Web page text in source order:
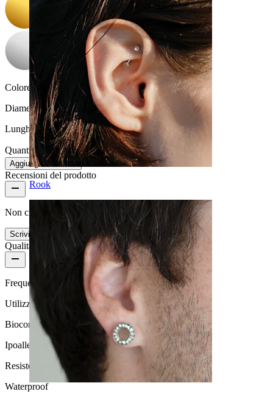
Rook
Colore della pietra:
Trasparente
Diametro del filo:1.6 mm
Lunghezza:10 mm
Quantità: 1
Modifica
Aggiungi al carrello
Recensioni del prodotto
Non ci sono ancora recensioni per questo prodotto
Scrivi una recensione
Qualità del prodotto
Frequenza di utilizzo
Utilizzo moderato
Biocompatibilità
Ipoallergenico
Resistenza all'acqua
Waterproof